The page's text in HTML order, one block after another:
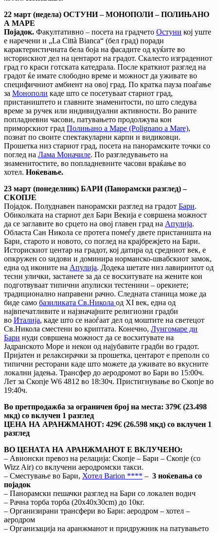
22 март (недела) ОСТУНИ – МОНОПОЛИ – ПОЛИЊАНО
А МАРЕ
Појадок. Факултативно – посета на градчето Остуни кој уште
е наречени и „La Città Bianca“ (бел град) поради
карактеристичната бела боја на фасадите од куќите во
историскиот дел на центарот на градот. Скалесто изградениот
град го краси готската катедрала. После краткиот разглед на
градот ќе имате слободно време и можност да уживате во
специфичниот амбиент на овој град. По кратка пауза поаѓање
за Монополи каде што се посетуваат стариот град,
пристаништето и главните знаменитости, по што следува
време за ручек или индивидуални активности. Во раните
попладневни часови, патувањето продолжува кон
приморскиот град Полињано а Маре (Polignano a Mare),
познат по своите спектакуларни карпи и видиковци.
Прошетка низ стариот град, посета на панорамските точки со
поглед на Лама Моначиле. По разгледувањето на
знаменитостите, во попладневните часови враќање во
хотел. Ноќевање.
23 март (понеделник) БАРИ (Панорамски разглед) –
СКОПЈЕ
Појадок. Полуднавен панорамски разглед на градот Бари.
Обиколката на стариот дел Бари Векија е совршена можност
да се заглавите во срцето на овој главен град на Апулија.
Областа Сан Никола се протега помеѓу двете пристаништа на
Бари, старото и новото, со поглед на крајбрежјето на Бари.
Историскиот центар на градот, кој датира од средниот век, е
опкружен со ѕидови и доминира норманско-швабскиот замок,
една од иконите на Апулија. Додека шетате низ лавиринтот од
тесни улички, застанете за да се восхитувате на жените кои
подготвуваат типични апулиски тестенини – орекиете;
традиционално направени рачно. Следната станица може да
биде само базиликата Св.Никола од XI век, една од
највпечатливите и најзначајните религиозни градби
во Италија, каде што се наоѓаат дел од моштите на светецот
Св.Никола сместени во криптата. Конечно, Лунгомаре ди
Бари нуди совршена можност да се восхитувате на
Јадранското Море и некои од најубавите градби во градот.
Пријатен и релаксирачки за прошетка, центарот е преполн со
типични ресторани каде што можете да уживате во вкусните
локални јадења. Трансфер до аеродромот во Бари во 15:00ч.
Лет за Скопје W6 4812 во 18:30ч. Пристигнување во Скопје во
19:40ч.
Во претпродажба за ограничен број на места: 379€ (23.498
мкд) со вклучен 1 разглед
ЦЕНА НА АРАНЖМАНОТ: 429€ (26.598 мкд) со вклучен 1
разглед
ВО ЦЕНАТА НА АРАНЖМАНОТ Е ВКЛУЧЕНО:
– Авионски превоз на релација: Скопје – Бари – Скопје (со
Wizz Air) со вклучени аеродромски такси.
– Сместување во Бари, Хотел Barion **** – 3 ноќевања со
појадок
– Панорамски пешачки разглед на Бари со локален водич
– Рачна торба торба (20x40x30cm) до 10кг.
– Oрганизирани трансфери во Бари: аеродром – хотел –
аеродром
– Организација на аранжманот и придружник на патувањето